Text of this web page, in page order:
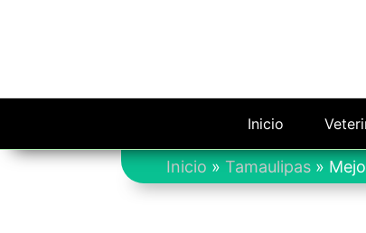
Inicio
Inicio »Tamaulipas »